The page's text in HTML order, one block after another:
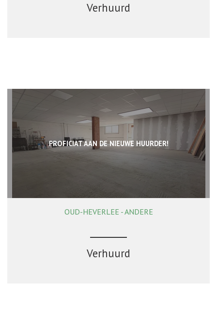
Verhuurd
PROFICIAT AAN DE NIEUWE HUURDER!
138 m²
OUD-HEVERLEE - ANDERE
Verhuurd